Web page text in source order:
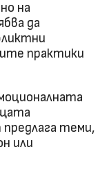
на
да
практики
теми,
или